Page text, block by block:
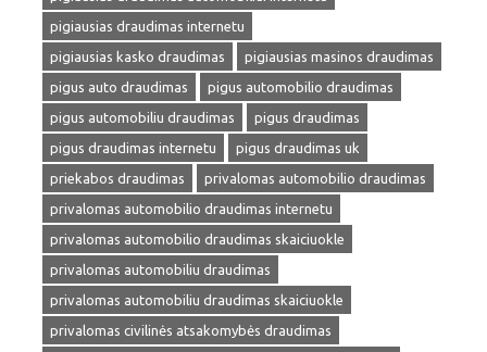
pigiausias draudimas internetu
pigiausias kasko draudimas
pigiausias masinos draudimas
pigus auto draudimas
pigus automobilio draudimas
pigus automobiliu draudimas
pigus draudimas
pigus draudimas internetu
pigus draudimas uk
priekabos draudimas
privalomas automobilio draudimas
privalomas automobilio draudimas internetu
privalomas automobilio draudimas skaiciuokle
privalomas automobiliu draudimas
privalomas automobiliu draudimas skaiciuokle
privalomas civilinės atsakomybės draudimas